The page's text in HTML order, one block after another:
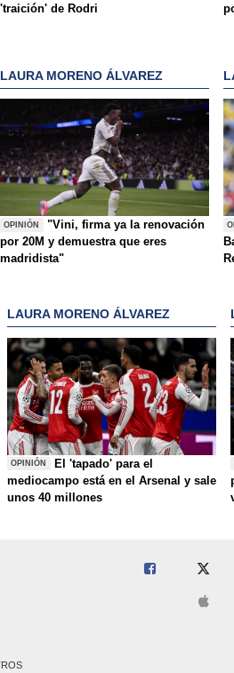
'traición' de Rodri
LAURA MORENO ÁLVAREZ
OPINIÓN
"Vini, firma ya la renovación
por 20M y demuestra que eres
madridista"
LAURA MORENO ÁLVAREZ
OPINIÓN
El 'tapado' para el
mediocampo está en el Arsenal y sale
unos 40 millones